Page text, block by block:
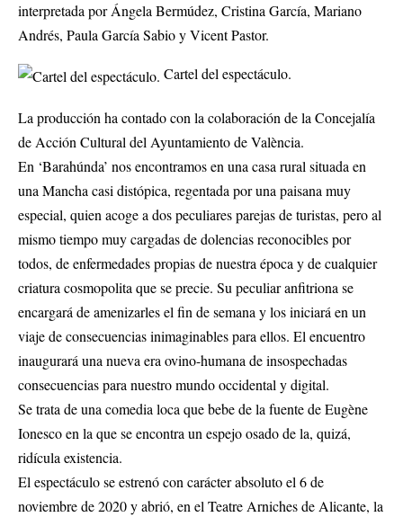
interpretada por Ángela Bermúdez, Cristina García, Mariano
Andrés, Paula García Sabio y Vicent Pastor.
Cartel del espectáculo.
La producción ha contado con la colaboración de la Concejalía
de Acción Cultural del Ayuntamiento de València.
En ‘Barahúnda’ nos encontramos en una casa rural situada en
una Mancha casi distópica, regentada por una paisana muy
especial, quien acoge a dos peculiares parejas de turistas, pero al
mismo tiempo muy cargadas de dolencias reconocibles por
todos, de enfermedades propias de nuestra época y de cualquier
criatura cosmopolita que se precie. Su peculiar anfitriona se
encargará de amenizarles el fin de semana y los iniciará en un
viaje de consecuencias inimaginables para ellos. El encuentro
inaugurará una nueva era ovino-humana de insospechadas
consecuencias para nuestro mundo occidental y digital.
Se trata de una comedia loca que bebe de la fuente de Eugène
Ionesco en la que se encontra un espejo osado de la, quizá,
ridícula existencia.
El espectáculo se estrenó con carácter absoluto el 6 de
noviembre de 2020 y abrió, en el Teatre Arniches de Alicante, la